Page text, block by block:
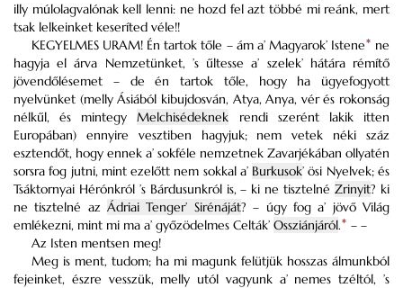
illy múlolagvalónak kell lenni: ne hozd fel azt többé mi reánk, mert
tsak lelkeinket keseríted véle!!
KEGYELMES URAM! Én tartok tőle – ám a’ Magyarok’ Istene* ne
hagyja el árva Nemzetünket, ’s űltesse a’ szelek’ hátára rémítő
jövendőlésemet – de én tartok tőle, hogy ha ügyefogyott
nyelvünket (melly Ásiából kibujdosván, Atya, Anya, vér és rokonság
nélkűl, és mintegyMelchisédeknek rendi szerént lakik itten
Europában) ennyire vesztiben hagyjuk; nem vetek néki száz
esztendőt, hogy ennek a’ sokféle nemzetnek Zavarjékában ollyatén
sorsra fog jutni, mint ezelőtt nem sokkal a’ Burkusok’ ösi Nyelvek; és
Tsáktornyai Hérónkról ’s Bárdusunkról is, – ki ne tisztelnéZrinyit? ki
ne tisztelné azÁdriai Tenger’ Sirénáját? – úgy fog a’ jövő Világ
emlékezni, mint mi ma a’ győzödelmes Celták’ Ossziánjáról.* – –
Az Isten mentsen meg!
Meg is ment, tudom; ha mi magunk felütjük hosszas álmunkból
fejeinket, észre vesszük, melly utól vagyunk a’ nemes tzéltól, ’s